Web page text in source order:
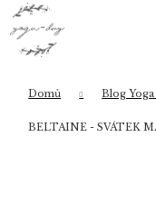
Přejít
obsah
Domů Blog
BELTAINE - SVÁTEK
K
o
Zpět
Zpět
Co